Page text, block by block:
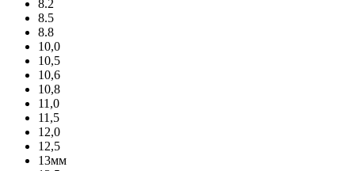
8.2
8.5
8.8
10,0
10,5
10,6
10,8
11,0
11,5
12,0
12,5
13мм